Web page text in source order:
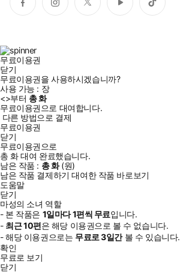
페
이
인
스
트
위
유
튜
틱
톡
무료이용권
닫기
무료이용권을 사용하시겠습니까?
사용 가능 : 장
<>부터 총화
무료이용권으로 대여합니다.
다른 방법으로 결제
무료이용권
닫기
무료이용권으로
총 화대여 완료했습니다.
남은 작품 : 총화(원)
남은 작품 결제하기 대여한 작품 바로보기
도움말
닫기
마성의 소녀 역할
- 본 작품은 1일마다1편씩 무료입니다.
- 최근10편은 해당 이용권으로 볼 수 없습니다.
- 해당 이용권으로는 무료로3일간볼 수 있습니다.
확인
무료로 보기
닫기